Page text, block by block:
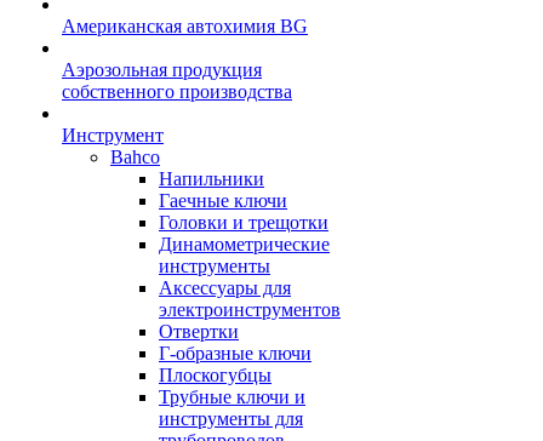
Американская автохимия BG
Аэрозольная продукция
собственного производства
Инструмент
Bahco
Напильники
Гаечные ключи
Головки и трещотки
Динамометрические
инструменты
Аксессуары для
электроинструментов
Отвертки
Г-образные ключи
Плоскогубцы
Трубные ключи и
инструменты для